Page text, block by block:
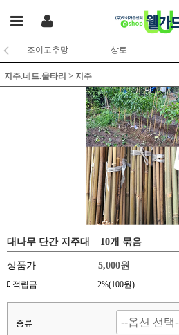
조이고추망 상토
지주.네트.울타리 > 지주
대나무 단간 지주대 _ 10개 묶음
상품가 5,000원
적립금 2%(100원)
종류